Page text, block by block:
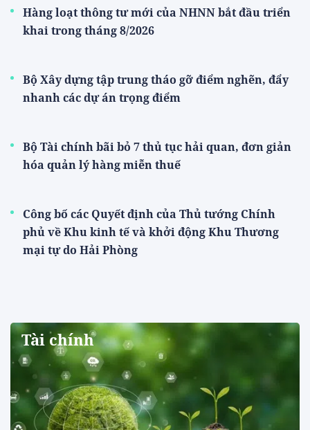
Hàng loạt thông tư mới của NHNN bắt đầu triển
khai trong tháng 8/2026
Bộ Xây dựng tập trung tháo gỡ điểm nghẽn, đẩy
nhanh các dự án trọng điểm
Bộ Tài chính bãi bỏ 7 thủ tục hải quan, đơn giản
hóa quản lý hàng miễn thuế
Công bố các Quyết định của Thủ tướng Chính
phủ về Khu kinh tế và khởi động Khu Thương
mại tự do Hải Phòng
Tài chính